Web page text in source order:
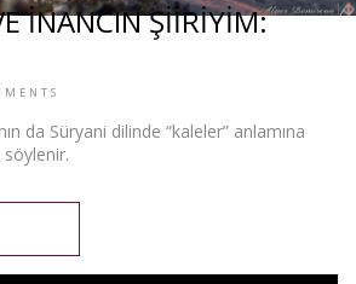
İNANCIN ŞİİRİYİM:
da Süryani dilinde “kaleler” anlamına
söylenir.